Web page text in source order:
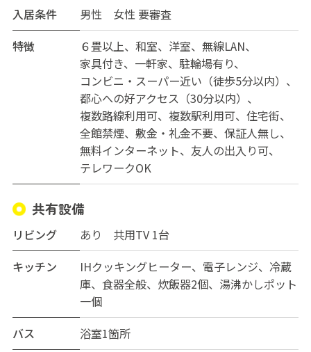
入居条件
男性 女性 要審査
特徴
６畳以上 和室 洋室
無線LAN
家具付き
一軒家
駐輪場有り
コンビニ・スーパー近い（徒歩5分以内）
都心への好アクセス（30分以内）
複数路線利用可
複数駅利用可
住宅街
全館禁煙
敷金・礼金不要
保証人無し
無料インターネット
友人の出入り可
テレワークOK
共有設備
リビング
あり 共用TV 1台
キッチン
IHクッキングヒーター、電子レンジ、冷蔵
庫、食器全般、炊飯器2個、湯沸かしポット
一個
バス
浴室1箇所